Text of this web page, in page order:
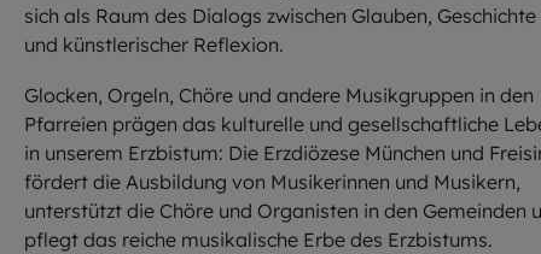
sich als Raum des Dialogs zwischen Glauben, Geschichte
und künstlerischer Reflexion.
Glocken, Orgeln, Chöre und andere Musikgruppen in den
Pfarreien prägen das kulturelle und gesellschaftliche
in unserem Erzbistum: Die Erzdiözese München und
fördert die Ausbildung von Musikerinnen und Musikern,
unterstützt die Chöre und Organisten in den Gemeinden
pflegt das reiche musikalische Erbe des Erzbistums.